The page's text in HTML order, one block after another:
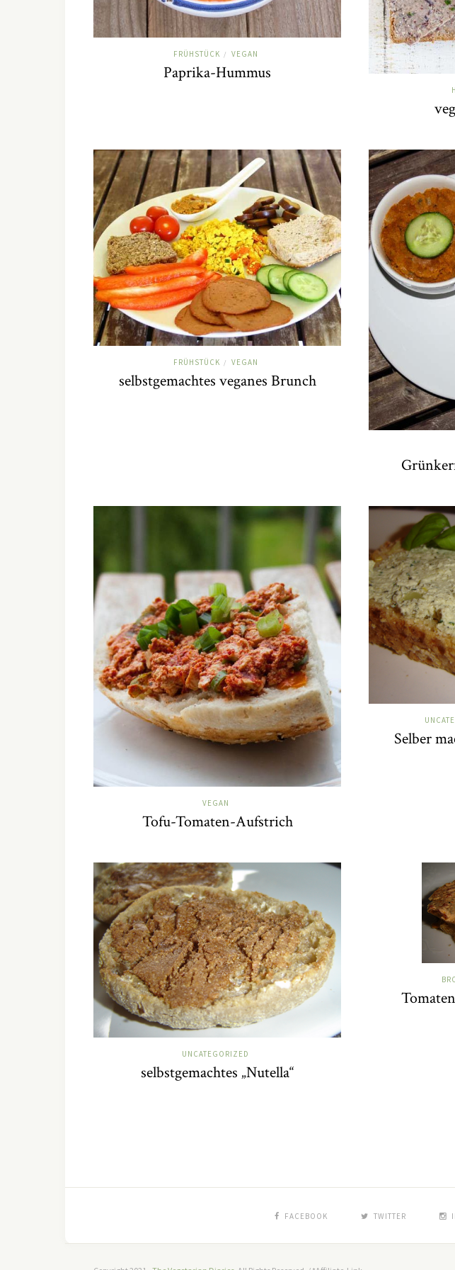
FRÜHSTÜCK / VEGAN
Paprika-Hummus
FRÜHSTÜCK / VEGAN
selbstgemachtes veganes Brunch
VEGAN
Tofu-Tomaten-Aufstrich
Selber
UNCATEGORIZED
selbstgemachtes „Nutella“
FACEBOOK TWITTER